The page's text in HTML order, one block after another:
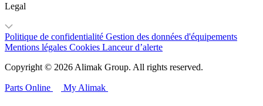
Legal
Politique de confidentialité Gestion des données d'équipements
Mentions légales Cookies Lanceur d’alerte
Copyright © 2026 Alimak Group. All rights reserved.
Parts Online My Alimak